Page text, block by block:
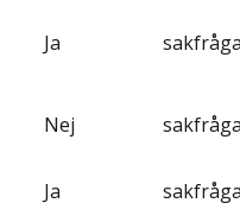
Ja
Nej
Ja